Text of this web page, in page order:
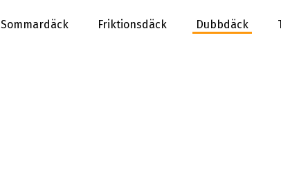
Sommardäck Friktionsdäck Dubbdäck